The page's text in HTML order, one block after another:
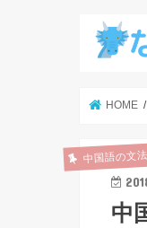
HOME
中国語の文法
中